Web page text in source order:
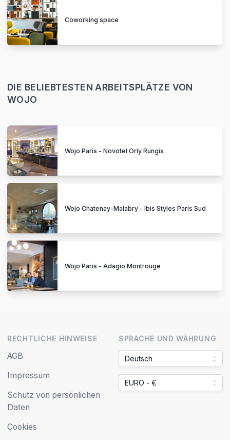
Coworking space
DIE BELIEBTESTEN ARBEITSPLÄTZE VON
WOJO
Wojo Paris - Novotel Orly Rungis
Wojo Chatenay-Malabry - Ibis Styles Paris Sud
Wojo Paris - Adagio Montrouge
RECHTLICHE HINWEISE
AGB
Impressum
Schutz von persönlichen
Daten
Cookies
SPRACHE UND WÄHRUNG
Deutsch
EURO - €